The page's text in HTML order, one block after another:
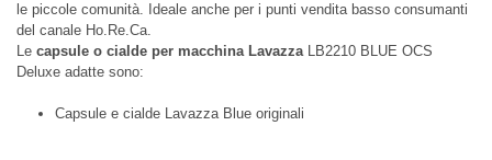
le piccole comunità. Ideale anche per i punti vendita basso consumanti
del canale Ho.Re.Ca.
Le capsule o cialde per macchina LavazzaLB2210 BLUE OCS
Deluxe adatte sono:
Capsule e cialde Lavazza Blue originali